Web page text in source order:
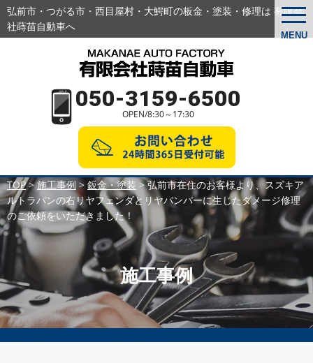
MENU
弘前市・つがる市・西目屋村・大鰐町の板金・塗装・修理は 有限会
社蒔苗自動車へ
050-3159-6500
OPEN/8:30～17:30
TOP>施工事例 > 鈑金・塗装 >弘前市在住のお客様より、スズキア
ルトラパンの右リヤフェンダとリヤバンパーに生じたダメージ修理
のご依頼をいただきました！
施工事例